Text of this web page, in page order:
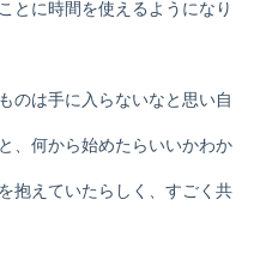
とに時間を使えるようになり
のは手に入らないなと思い自
、何から始めたらいいかわか
抱えていたらしく、すごく共